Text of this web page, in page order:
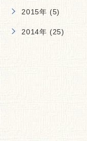
2015年 (5)
2014年 (25)